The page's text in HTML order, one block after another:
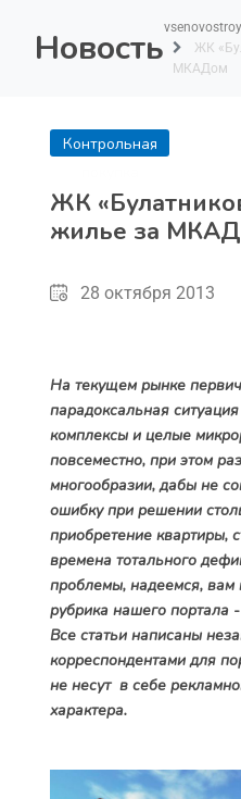
Новость
ЖК
МКАДом
Контрольная
ЖК
жилье за
28 октября 2013
На текущем рынке
парадоксальная
комплексы и целые
повсеместно, при этом
многообразии, дабы не
ошибку при решении
приобретение квартиры,
времена тотального
проблемы, надеемся, вам
рубрика нашего портала
Все статьи написаны
корреспондентами для
не несут в себе
характера.